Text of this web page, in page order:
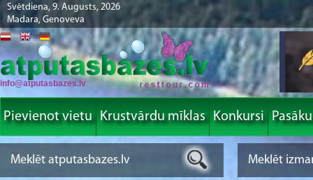
Svētdiena, 9. Augusts, 2026
Madara, Genoveva
info@atputasbazes.lv
Pievienot vietu Krustvārdu mīklas Konkursi